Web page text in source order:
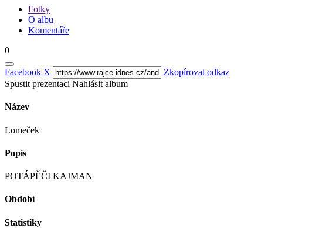
Fotky
O albu
Komentáře
0
Facebook X
Zkopírovat odkaz
Spustit prezentaci Nahlásit album
Název
Lomeček
Popis
POTÁPĚČI KAJMAN
Období
Statistiky